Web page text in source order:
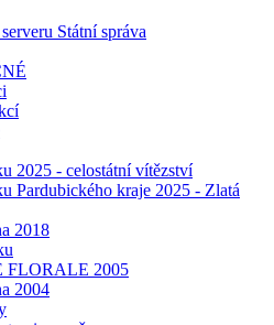
Státní správa
2025 - celostátní vítězství
Pardubického kraje 2025 - Zlatá
2018
FLORALE 2005
2004